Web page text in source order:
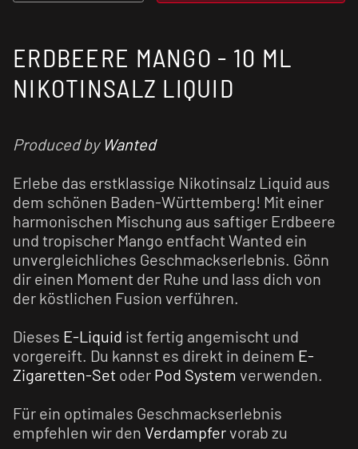
ERDBEERE MANGO - 10 ML
NIKOTINSALZ LIQUID
Produced by Wanted
Erlebe das erstklassige Nikotinsalz Liquid aus
dem schönen Baden-Württemberg! Mit einer
harmonischen Mischung aus saftiger Erdbeere
und tropischer Mango entfacht Wanted ein
unvergleichliches Geschmackserlebnis. Gönn
dir einen Moment der Ruhe und lass dich von
der köstlichen Fusion verführen.
Dieses E-Liquid ist fertig angemischt und
vorgereift. Du kannst es direkt in deinem E-
Zigaretten-Set oder Pod System verwenden.
Für ein optimales Geschmackserlebnis
empfehlen wir den Verdampfervorab zu